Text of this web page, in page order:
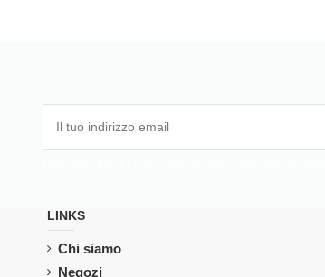
LINKS
Chi siamo
Negozi